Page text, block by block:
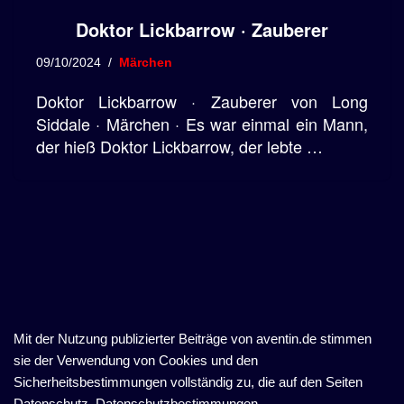
Doktor Lickbarrow · Zauberer
09/10/2024 Märchen
Doktor Lickbarrow · Zauberer von Long
Siddale · Märchen · Es war einmal ein Mann,
der hieß Doktor Lickbarrow, der lebte …
Mit der Nutzung publizierter Beiträge von aventin.de stimmen
sie der Verwendung von Cookies und den
Sicherheitsbestimmungen vollständig zu, die auf den Seiten